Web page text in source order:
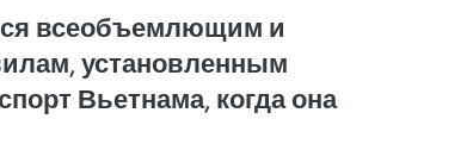
всеобъемлющим и
установленным
Вьетнама, когда она